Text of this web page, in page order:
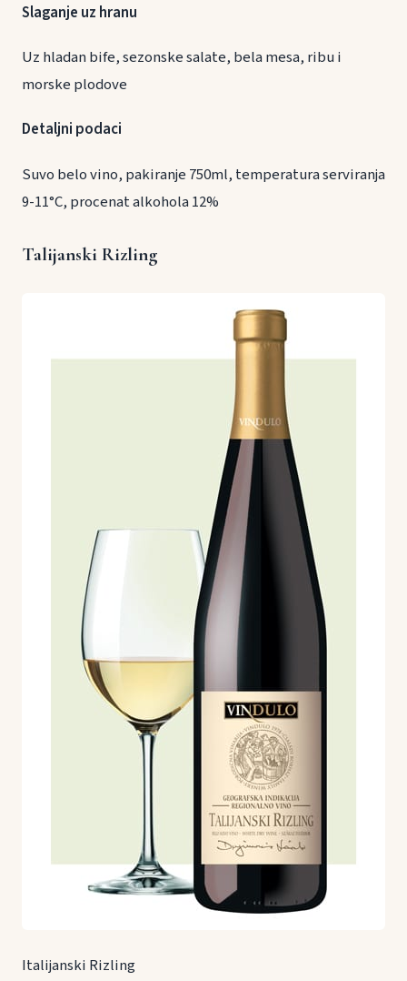
Slaganje uz hranu
Uz hladan bife, sezonske salate, bela mesa, ribu i
morske plodove
Detaljni podaci
Suvo belo vino, pakiranje 750ml, temperatura serviranja
9-11°C, procenat alkohola 12%
Talijanski Rizling
Italijanski Rizling